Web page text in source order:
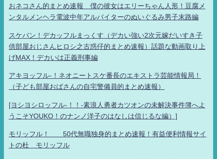
おネコさん的まとめ速報 僕の彼女はエリーちゃん人形！豆腐メ
ンタルメンヘラ電波中年アルバイターのぬいぐるみ男子末路編
スケバン！デカッフルまっくす（デカい強い2次元嫁だいすき子
供部屋おじさんヒロシ之古惑仔的まとめ速報）話題な動画取り上
げMAX！デカいは正義刑事編
アキヨッフル-！ネオニートスケ番長のエキストラ芸能情報局！
（子ども部屋おばさんの自宅警備員的まとめ速報）
[ヨシヨシロッフル-！！-素浪人勇者カツオンの未解決事件簿へよ
うこそYOUKO！のナンノ洋子のはなしは信じるな編）]
モリッフル！ 50代無職独身的まとめ速報！有益便利情報サイ
トの杜 モリッフル